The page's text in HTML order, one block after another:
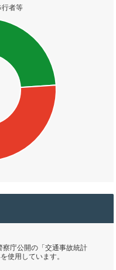
察庁公開の「交通事故統計
使用しています。